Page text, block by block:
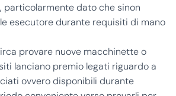
particolarmente dato che sinon
esecutore durante requisiti di mano
provare nuove macchinette o
lanciano premio legati riguardo a
ovvero disponibili durante